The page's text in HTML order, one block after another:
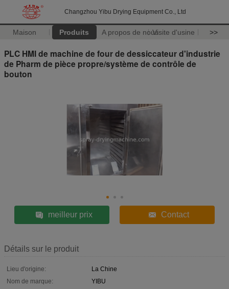
Changzhou Yibu Drying Equipment Co., Ltd
Maison Produits A propos de nousVisite d'usine >>
PLC HMI de machine de four de dessiccateur d'industrie
de Pharm de pièce propre/système de contrôle de
bouton
meilleur prix Contact
Détails sur le produit
Lieu d'origine:
La Chine
Nom de marque:
YIBU